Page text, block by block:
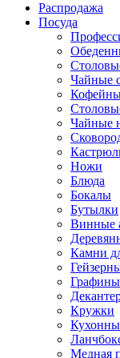
Распродажа
Посуда
Чайные
Чайные
Ножи
Блюда
Бокалы
Бутылки
Винные
Камни
Графины
Кружки
Медная